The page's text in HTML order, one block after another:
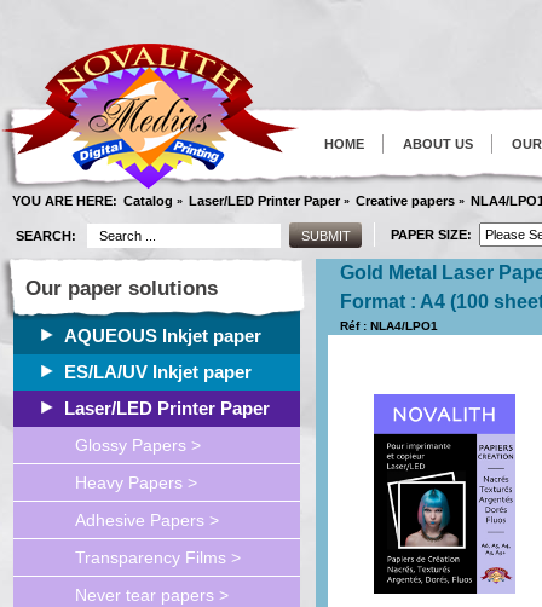
HOME ABOUT US
YOU ARE HERE: Catalog » Laser/LED Printer Paper » Creative papers » NLA4/
SEARCH: PAPER SIZE:
Our paper solutions
AQUEOUS Inkjet paper
ES/LA/UV Inkjet paper
Laser/LED Printer Paper
Glossy Papers >
Heavy Papers >
Adhesive Papers >
Transparency Films >
Never tear papers >
Gold Metal Laser
Format : A4 (100
Réf : NLA4/LPO1